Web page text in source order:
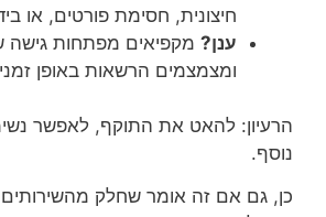
חיצונית, חסימת פורטים, או
ענן? מקפיאים מפתחות גישה
ומצמצמים הרשאות באופן
הרעיון: להאט את התוקף, לאפשר
נוסף.
כן, גם אם זה אומר שחלק מהשירותים